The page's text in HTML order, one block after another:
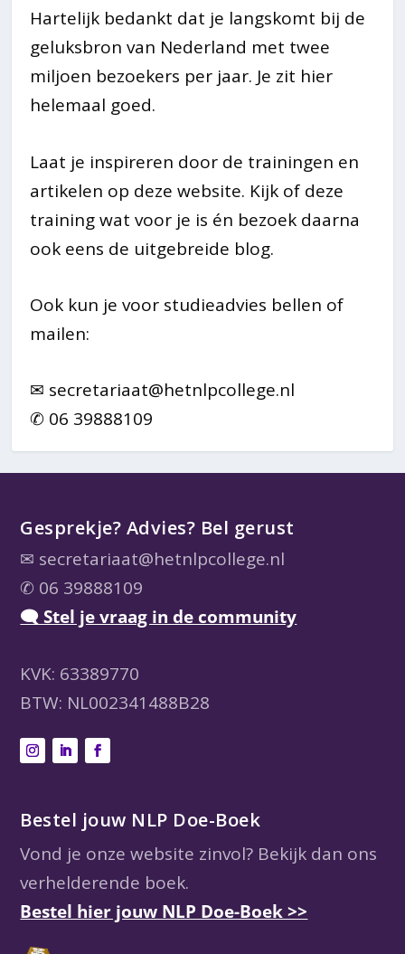
Hartelijk bedankt dat je langskomt bij de
geluksbron van Nederland met twee
miljoen bezoekers per jaar. Je zit hier
helemaal goed.
Laat je inspireren door de trainingen en
artikelen op deze website. Kijk of deze
training wat voor je is én bezoek daarna
ook eens de uitgebreide blog.
Ook kun je voor studieadvies bellen of
mailen:
✉ secretariaat@hetnlpcollege.nl
✆ 06 39888109
Gesprekje? Advies? Bel gerust
✉ secretariaat@hetnlpcollege.nl
✆ 06 39888109
🗨 Stel je vraag in de community
KVK: 63389770
BTW: NL002341488B28
Bestel jouw NLP Doe-Boek
Vond je onze website zinvol? Bekijk dan ons
verhelderende boek.
Bestel hier jouw NLP Doe-Boek >>